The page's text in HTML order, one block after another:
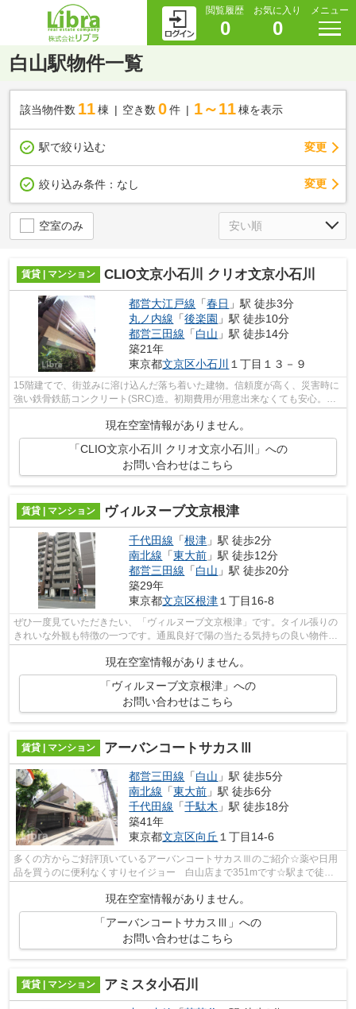
閲覧履歴
0
お気に入り
0
メニュー
白山駅物件一覧
該当物件数 11棟 空き数 0 件 1～11 棟を表示
駅で絞り込む 変更
絞り込み条件： なし 変更
空室のみ
賃貸 | マンション CLIO文京小石川 クリオ文京小石川
都営大江戸線 「春日 」駅 徒歩3分
丸ノ内線 「後楽園 」駅 徒歩10分
都営三田線 「白山 」駅 徒歩14分
築21年
東京都文京区小石川 １丁目１３－９
15階建てで、街並みに溶け込んだ落ち着いた建物。信頼度が高く、災害時に
強い鉄骨鉄筋コンクリート(SRC)造。初期費用が用意出来なくても安心。カ
現在空室情報がありません。
「CLIO文京小石川 クリオ文京小石川」への
お問い合わせはこちら
賃貸 | マンション ヴィルヌーブ文京根津
千代田線 「根津 」駅 徒歩2分
南北線 「東大前 」駅 徒歩12分
都営三田線 「白山 」駅 徒歩20分
築29年
東京都文京区根津 １丁目16-8
ぜひ一度見ていただきたい、「ヴィルヌーブ文京根津」です。タイル張りの
きれいな外観も特徴の一つです。通風良好で陽の当たる気持ちの良い物件を
現在空室情報がありません。
「ヴィルヌーブ文京根津」への
お問い合わせはこちら
賃貸 | マンション アーバンコートサカスⅢ
都営三田線 「白山 」駅 徒歩5分
南北線 「東大前 」駅 徒歩6分
千代田線 「千駄木 」駅 徒歩18分
築41年
東京都文京区向丘 １丁目14-6
多くの方からご好評頂いているアーバンコートサカスⅢのご紹介☆薬や日用
品を買うのに便利なくすりセイジョー 白山店まで351mです☆駅まで徒歩5
現在空室情報がありません。
「アーバンコートサカスⅢ」への
お問い合わせはこちら
賃貸 | マンション アミスタ小石川